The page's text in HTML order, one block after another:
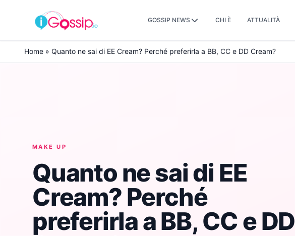
Skip to content
GOSSIP NEWS CHI È ATTUALITÀ
Home » Quanto ne sai di EE Cream? Perché preferirla a BB, CC e DD Cream?
MAKE UP
Quanto ne sai di EE
Cream? Perché
preferirla a BB, CC e DD